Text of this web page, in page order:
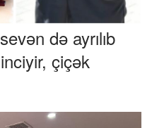
də ayrılıb
çiçək